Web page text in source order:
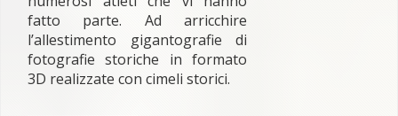
fatto parte. Ad arricchire
l’allestimento gigantografie di
fotografie storiche in formato
3D realizzate con cimeli storici.